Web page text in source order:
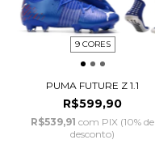
9 CORES
PUMA FUTURE Z 1.1
R$599,90
R$539,91 com PIX (10% de
desconto)